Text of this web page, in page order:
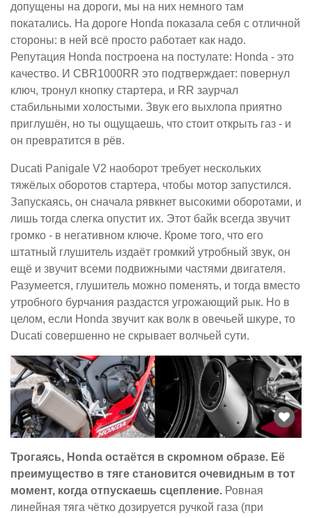
допущены на дороги, мы на них немного там
покатались. На дороге Honda показала себя с отличной
стороны: в ней всё просто работает как надо.
Репутация Honda построена на постулате: Honda - это
качество. И CBR1000RR это подтверждает: повернул
ключ, тронул кнопку стартера, и RR заурчал
стабильными холостыми. Звук его выхлопа приятно
приглушён, но ты ощущаешь, что стоит открыть газ - и
он превратится в рёв.
Ducati Panigale V2 наоборот требует нескольких
тяжёлых оборотов стартера, чтобы мотор запустился.
Запускаясь, он сначала рявкнет высокими оборотами, и
лишь тогда слегка опустит их. Этот байк всегда звучит
громко - в негативном ключе. Кроме того, что его
штатный глушитель издаёт громкий утробный звук, он
ещё и звучит всеми подвижными частями двигателя.
Разумеется, глушитель можно поменять, и тогда вместо
утробного бурчания раздастся угрожающий рык. Но в
целом, если Honda звучит как волк в овечьей шкуре, то
Ducati совершенно не скрывает волчьей сути.
Трогаясь, Honda остаётся в скромном образе. Её
преимущество в тяге становится очевидным в тот
момент, когда отпускаешь сцепление. Ровная
линейная тяга чётко дозируется ручкой газа (при